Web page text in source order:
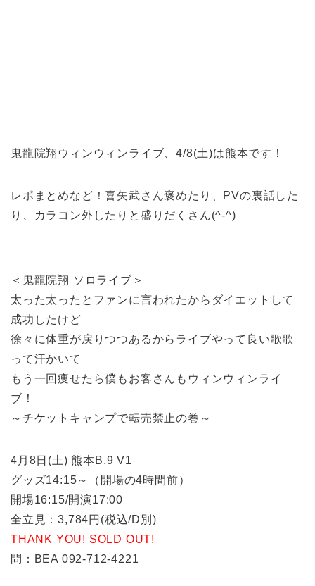
鬼龍院翔ウィンウィンライブ、4/8(土)は熊本です！
レポまとめなど！喜矢武さん褒めたり、PVの裏話した
り、カラコン外したりと盛りだくさん(^-^)
＜鬼龍院翔 ソロライブ＞
太った太ったとファンに言われたからダイエットして
成功したけど
徐々に体重が戻りつつあるからライブやって良い歌歌
って汗かいて
もう一回痩せたら僕もお客さんもウィンウィンライ
ブ！
～チケットキャンプで転売禁止の巻～
4月8日(土) 熊本B.9 V1
グッズ14:15～（開場の4時間前）
開場16:15/開演17:00
全立見：3,784円(税込/D別)
THANK YOU! SOLD OUT!
問：BEA 092-712-4221